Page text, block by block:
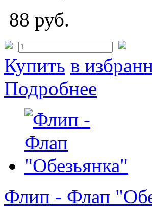
88 руб.
Купить в
Подробнее
Флип - Флап